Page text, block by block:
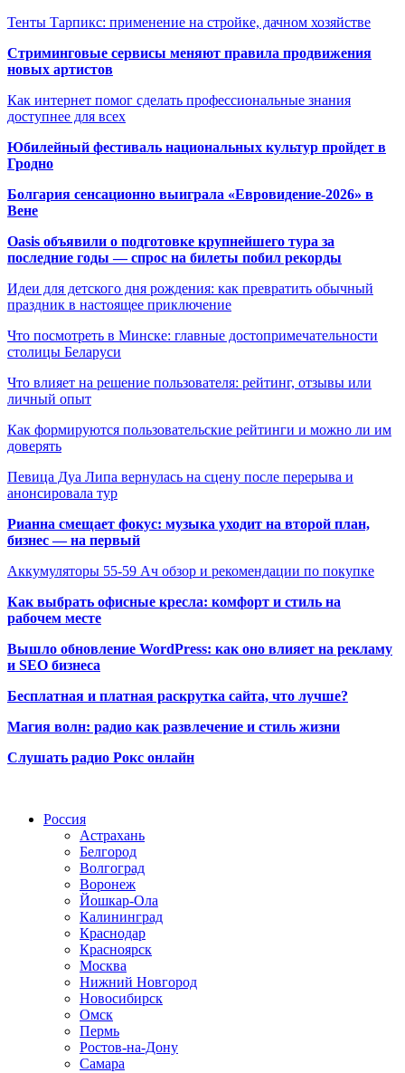
Тенты Тарпикс: применение на стройке, дачном хозяйстве
Стриминговые сервисы меняют правила продвижения
новых артистов
Как интернет помог сделать профессиональные знания
доступнее для всех
Юбилейный фестиваль национальных культур пройдет в
Гродно
Болгария сенсационно выиграла «Евровидение-2026» в
Вене
Oasis объявили о подготовке крупнейшего тура за
последние годы — спрос на билеты побил рекорды
Идеи для детского дня рождения: как превратить обычный
праздник в настоящее приключение
Что посмотреть в Минске: главные достопримечательности
столицы Беларуси
Что влияет на решение пользователя: рейтинг, отзывы или
личный опыт
Как формируются пользовательские рейтинги и можно ли им
доверять
Певица Дуа Липа вернулась на сцену после перерыва и
анонсировала тур
Рианна смещает фокус: музыка уходит на второй план,
бизнес — на первый
Аккумуляторы 55-59 Ач обзор и рекомендации по покупке
Как выбрать офисные кресла: комфорт и стиль на
рабочем месте
Вышло обновление WordPress: как оно влияет на рекламу
и SEO бизнеса
Бесплатная и платная раскрутка сайта, что лучше?
Магия волн: радио как развлечение и стиль жизни
Слушать радио Рокс онлайн
Россия
Астрахань
Белгород
Волгоград
Воронеж
Йошкар-Ола
Калининград
Краснодар
Красноярск
Москва
Нижний Новгород
Новосибирск
Омск
Пермь
Ростов-на-Дону
Самара